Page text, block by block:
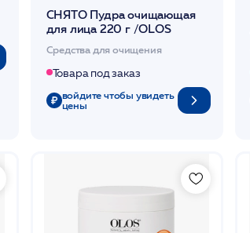
СНЯТО Пудра очищающая
для лица 220 г /OLOS
Средства для очищения
Товара под заказ
войдите чтобы увидеть
цены